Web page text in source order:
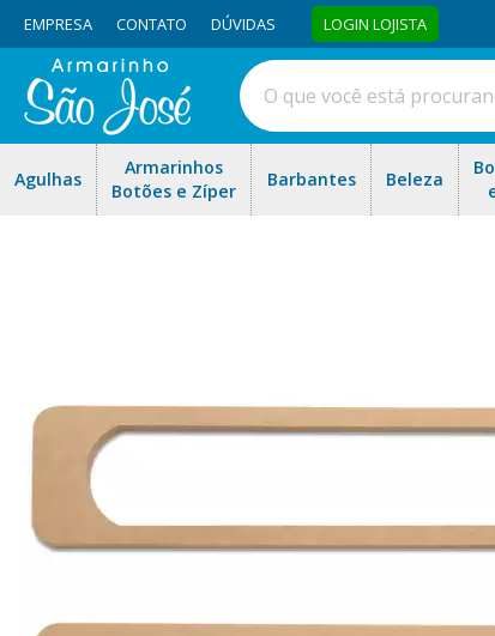
EMPRESA CONTATO DÚVIDAS LOGIN LOJISTA
Agulhas
Armarinhos
Botões e Zíper
Barbantes Beleza